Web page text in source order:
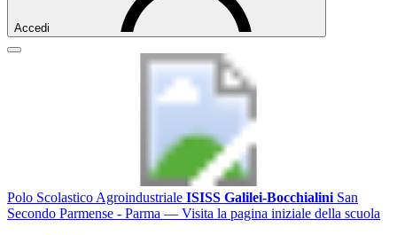
Accedi
Polo Scolastico Agroindustriale ISISS Galilei-Bocchialini San
Secondo Parmense - Parma — Visita la pagina iniziale della scuola